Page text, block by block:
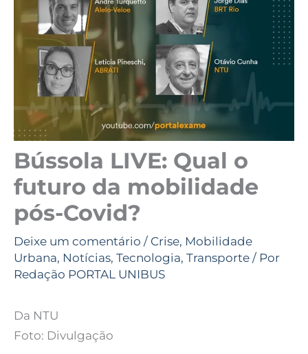
Bússola LIVE: Qual o
futuro da mobilidade
pós-Covid?
Deixe um comentário / Crise, Mobilidade
Urbana, Notícias, Tecnologia, Transporte / Por
Redação PORTAL UNIBUS
Da NTU
Foto: Divulgação